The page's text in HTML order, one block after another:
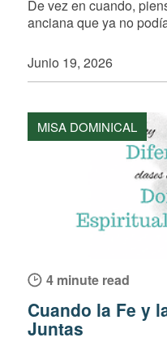
De vez en cuando,
anciana que ya no
Junio 19, 2026
MISA DOMINICAL
4 minute read
Cuando la Fe y
Juntas